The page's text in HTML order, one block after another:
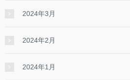
2024年3月
2024年2月
2024年1月